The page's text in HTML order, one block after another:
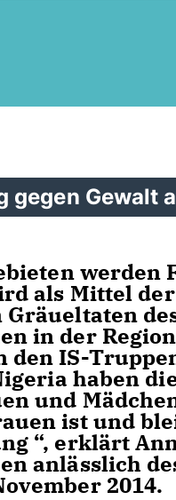
gegen Gewalt
werden
als Mittel
in der
den IS-
haben
und
ist und
“, erklärt
anlässlich
2014.